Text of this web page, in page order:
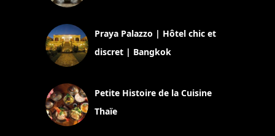
Praya Palazzo | Hôtel chic et
discret | Bangkok
Petite Histoire de la Cuisine
Thaïe